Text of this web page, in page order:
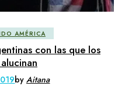
AMÉRICA
con las que los
byAitana